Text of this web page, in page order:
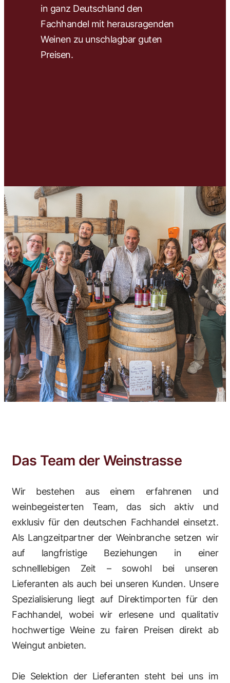
in ganz Deutschland den
Fachhandel mit herausragenden
Weinen zu unschlagbar guten
Preisen.
Das Team der Weinstrasse
Wir bestehen aus einem erfahrenen und
weinbegeisterten Team, das sich aktiv und
exklusiv für den deutschen Fachhandel einsetzt.
Als Langzeitpartner der Weinbranche setzen wir
auf langfristige Beziehungen in einer
schnelllebigen Zeit – sowohl bei unseren
Lieferanten als auch bei unseren Kunden. Unsere
Spezialisierung liegt auf Direktimporten für den
Fachhandel, wobei wir erlesene und qualitativ
hochwertige Weine zu fairen Preisen direkt ab
Weingut anbieten.
Die Selektion der Lieferanten steht bei uns im